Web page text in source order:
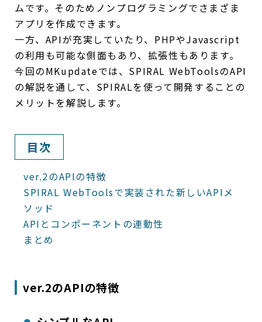
ムです。そのためノンプログラミングでさまざま
アプリを作成できます。
一方、APIが充実していたり、PHPやJavascript
の利用も可能な側面もあり、拡張性もあります。
今回のMKupdateでは、SPIRAL WebToolsのAPI
の解説を通して、SPIRALを使って開発することの
メリットを解説します。
目次
ver.2のAPIの特徴
SPIRAL WebToolsで実装された新しいAPIメ
ソッド
APIとコンポーネントの連動性
まとめ
ver.2のAPIの特徴